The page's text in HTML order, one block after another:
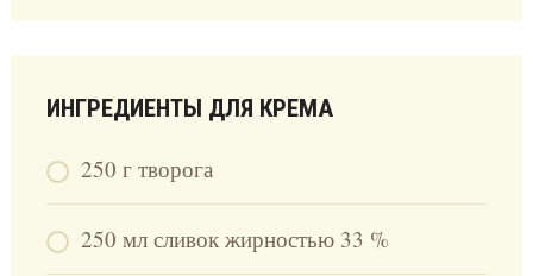
ИНГРЕДИЕНТЫ ДЛЯ КРЕМА
250 г творога
250 мл сливок жирностью 33 %